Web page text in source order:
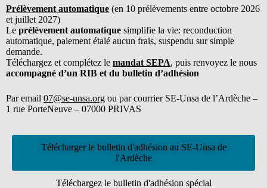
Prélèvement automatique (en 10 prélèvements entre octobre 2026
et juillet 2027)
Le prélèvement automatique simplifie la vie: reconduction
automatique, paiement étalé aucun frais, suspendu sur simple
demande.
Téléchargez et complétez le mandat SEPA, puis renvoyez le nous
accompagné d’un RIB et du bulletin d’adhésion
Par email 07@se-unsa.org ou par courrier SE-Unsa de l’Ardèche –
1 rue PorteNeuve – 07000 PRIVAS
Télécharger le bulletin d'adhésion au SE-Unsa de
l'Ardèche
Téléchargez le bulletin d'adhésion spécial